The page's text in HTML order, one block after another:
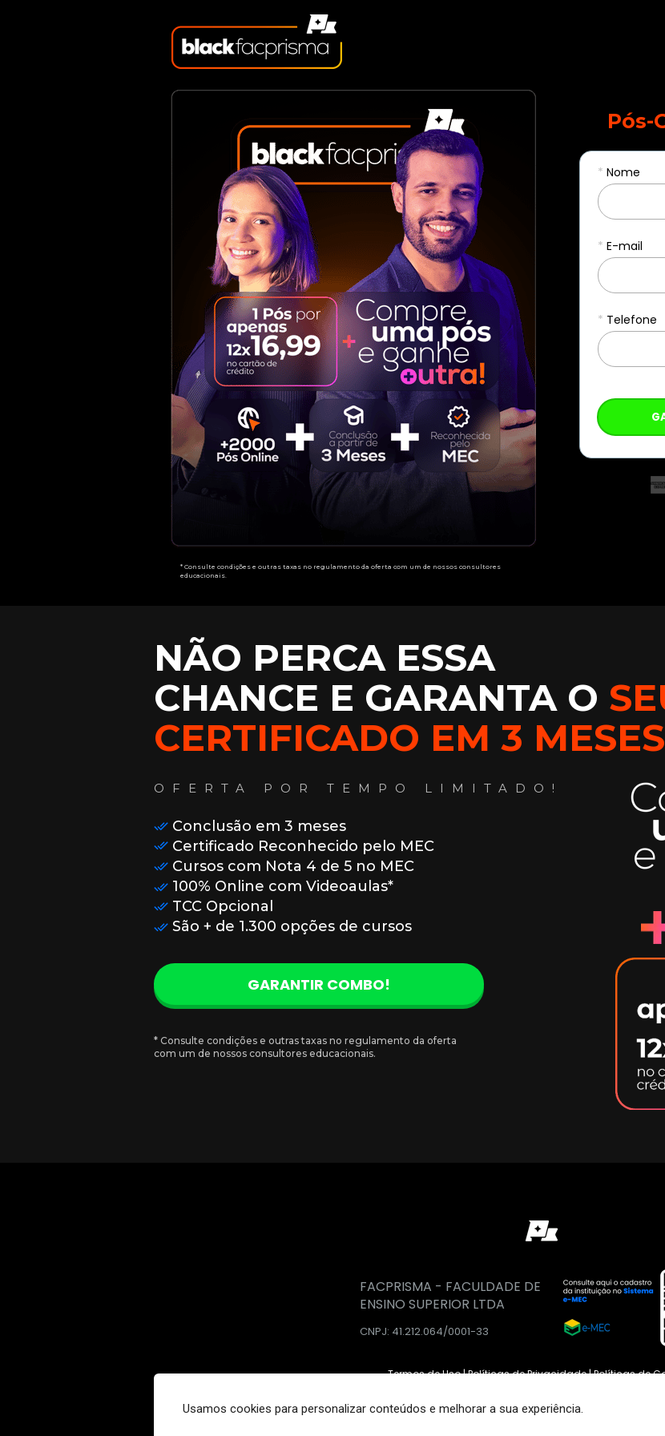
Pós-
* Nome
* E-mail
* Telefone
* Consulte condições e outras taxas no regulamento da oferta com um de nossos consultores
educacionais.
NÃO PERCA ESSA
CHANCE E GARANTA O
CERTIFICADO EM 3 MESES
OFERTA POR TEMPO LIMITADO!
Conclusão em 3 meses
Certificado Reconhecido pelo MEC
Cursos com Nota 4 de 5 no MEC
100% Online com Videoaulas*
TCC Opcional
São + de 1.300 opções de cursos
GARANTIR COMBO!
* Consulte condições e outras taxas no regulamento da oferta
com um de nossos consultores educacionais.
FACPRISMA - FACULDADE DE
ENSINO SUPERIOR LTDA
CNPJ: 41.212.064/0001-33
Termos de Uso | Políticas de Privacidade | Políticas de
Usamos cookies para personalizar conteúdos e melhorar a sua experiência.